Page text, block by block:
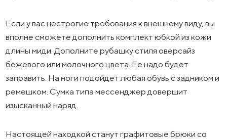
Если у вас нестрогие требования к внешнему виду, вы
вполне сможете дополнить комплект юбкой из кожи
длины миди. Дополните рубашку стиля оверсайз
бежевого или молочного цвета. Ее надо будет
заправить. На ноги подойдет любая обувь с задником и
ремешком. Сумка типа мессенджер довершит
изысканный наряд.
Настоящей находкой станут графитовые брюки со